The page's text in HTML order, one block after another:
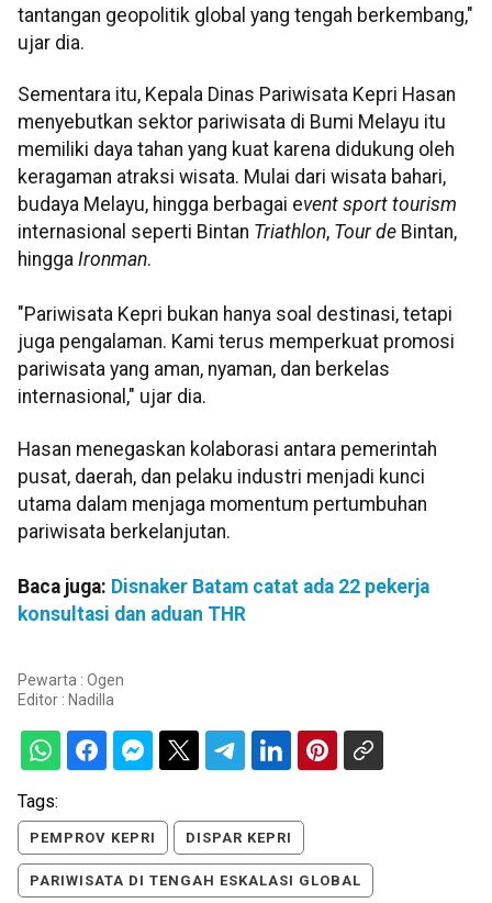
tantangan geopolitik global yang tengah berkembang,"
ujar dia.
Sementara itu, Kepala Dinas Pariwisata Kepri Hasan
menyebutkan sektor pariwisata di Bumi Melayu itu
memiliki daya tahan yang kuat karena didukung oleh
keragaman atraksi wisata. Mulai dari wisata bahari,
budaya Melayu, hingga berbagai event sport tourism
internasional seperti Bintan Triathlon, Tour de Bintan,
hingga Ironman.
"Pariwisata Kepri bukan hanya soal destinasi, tetapi
juga pengalaman. Kami terus memperkuat promosi
pariwisata yang aman, nyaman, dan berkelas
internasional," ujar dia.
Hasan menegaskan kolaborasi antara pemerintah
pusat, daerah, dan pelaku industri menjadi kunci
utama dalam menjaga momentum pertumbuhan
pariwisata berkelanjutan.
Baca juga: Disnaker Batam catat ada 22 pekerja
konsultasi dan aduan THR
Pewarta : Ogen
Editor : Nadilla
Tags:
PEMPROV KEPRI DISPAR KEPRI
PARIWISATA DI TENGAH ESKALASI GLOBAL